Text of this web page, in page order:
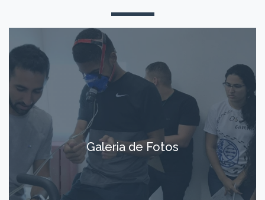
Galeria de Fotos